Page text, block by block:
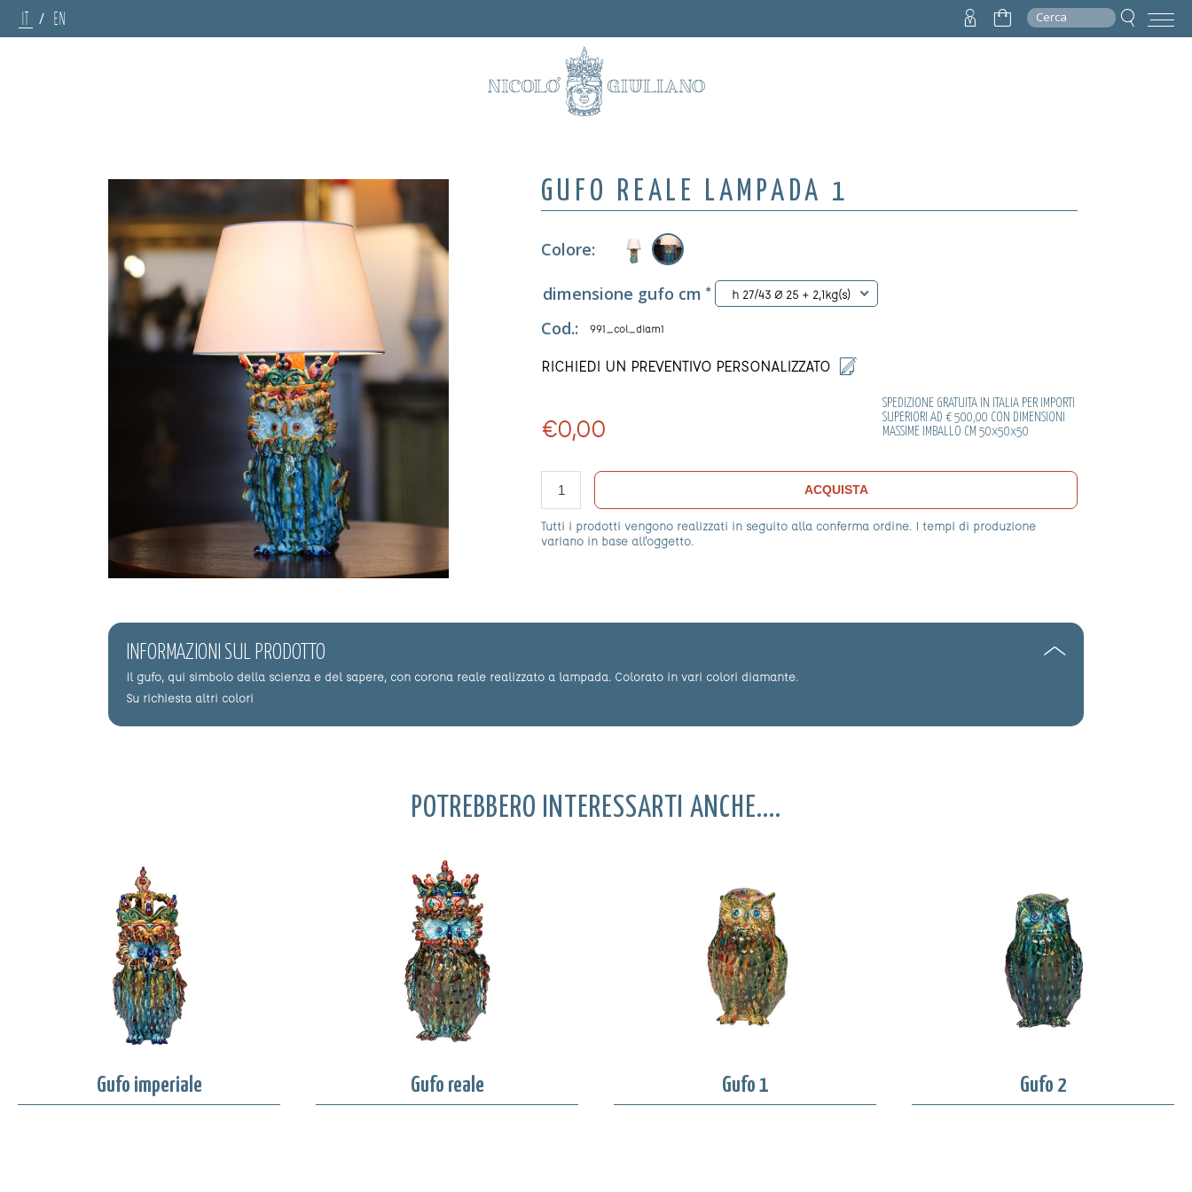
IT / EN Cerca
GUFO REALE LAMPADA 1
Colore:
dimensione gufo cm * h 27/43 Ø 25 + 2,1kg(s)
Cod.: 991_col_diam1
RICHIEDI UN PREVENTIVO PERSONALIZZATO
€0,00
SPEDIZIONE GRATUITA IN ITALIA PER IMPORTI
SUPERIORI AD € 500,00 CON DIMENSIONI
MASSIME IMBALLO CM 50x50x50
ACQUISTA
Tutti i prodotti vengono realizzati in seguito alla conferma ordine. I tempi di produzione
variano in base all'oggetto.
INFORMAZIONI SUL PRODOTTO
Il gufo, qui simbolo della scienza e del sapere, con corona reale realizzato a lampada. Colorato in vari colori diamante.
Su richiesta altri colori
POTREBBERO INTERESSARTI ANCHE....
Gufo imperiale Gufo reale Gufo 1 Gufo 2